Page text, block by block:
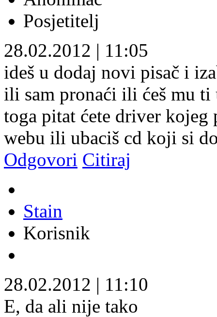
Posjetitelj
28.02.2012 | 11:05
ideš u dodaj novi pisač i
ili sam pronaći ili ćeš mu ti
toga pitat ćete driver kojeg
webu ili ubaciš cd koji si
Odgovori Citiraj
Stain
Korisnik
28.02.2012 | 11:10
E, da ali nije tako